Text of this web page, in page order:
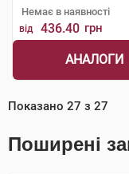
Немає в наявності
від 436.40 грн
АНАЛОГИ
Показано 27 з 27
Поширені